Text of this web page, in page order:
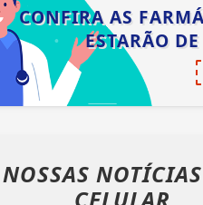
CONFIRA AS
ESTARÃO
NOSSAS NOTÍCIAS